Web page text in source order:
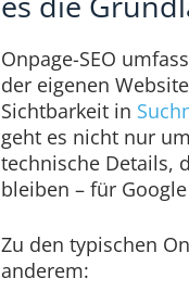
Onpage-SEO
der eigenen
Sichtbarkeit in
geht es nicht nur
technische Details,
bleiben – für
Zu den typischen
anderem: